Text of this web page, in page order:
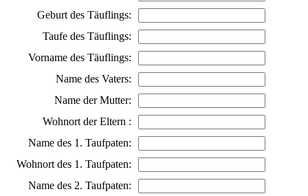
Geburt des Täuflings:
Taufe des Täuflings:
Vorname des Täuflings:
Name des Vaters:
Name der Mutter:
Wohnort der Eltern :
Name des 1. Taufpaten:
Wohnort des 1. Taufpaten:
Name des 2. Taufpaten: